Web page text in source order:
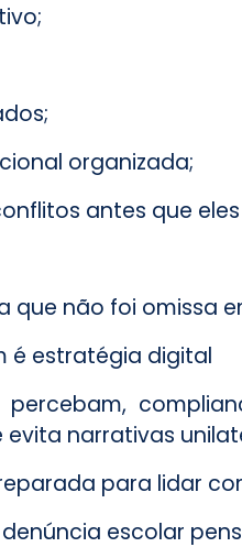
organizada;
antes que
que não foi omissa
é estratégia digital
percebam,
evita narrativas
para lidar
escolar